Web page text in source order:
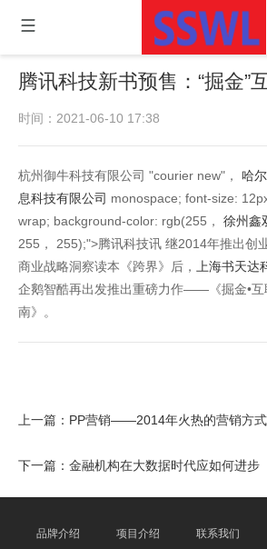
腾讯科技新书预售：“掘金”
时间：2021-06-10 17:38
杭州御牛科技有限公司 "courier new"， 哈
息科技有限公司 monospace; font-size:
wrap; background-color: rgb(255， 徐州鑫
255， 255);">腾讯科技讯 继2014年推出创
商业战略洞察读本《跨界》后，
上海书天达
企鹅智酷再出发推出重磅力作——《掘金•互
南》。
上一篇： PP营销——2014年火热的营销方式
下一篇： 金融机构在大数据时代应如何进步
品牌介绍 项目介绍 联系我们